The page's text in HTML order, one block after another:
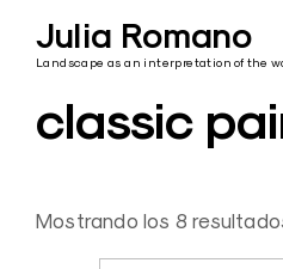
contentJulia Romano
Landscape as an interpretation of the
classic
Mostrando los 8